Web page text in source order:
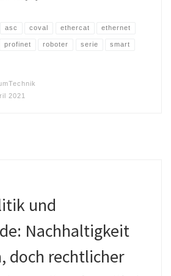
asc coval ethercat ethernet
profinet roboter serie smart
2021
und
Nachhaltigkeit
doch rechtlicher